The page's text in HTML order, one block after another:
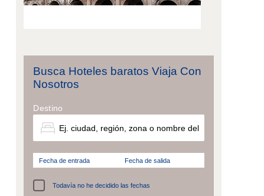
Busca Hoteles baratos Viaja Con
Nosotros
Destino
Fecha de entrada Fecha de salida
Todavía no he decidido las fechas